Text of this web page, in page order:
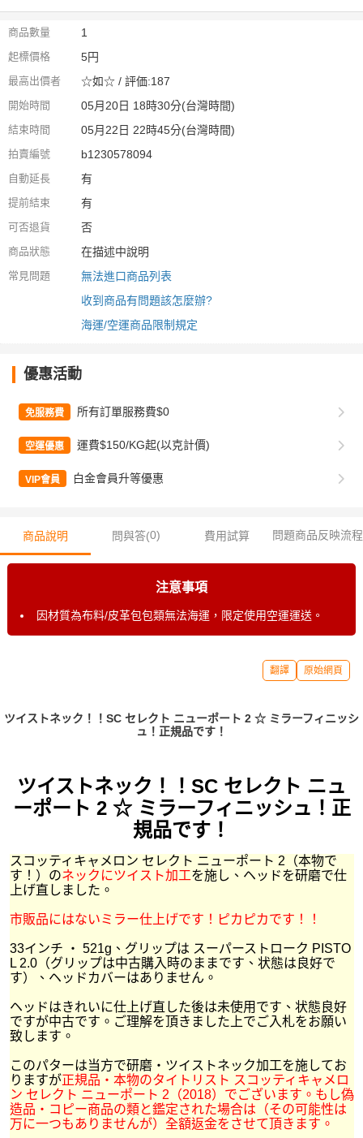
商品數量 1
起標價格 5円
最高出價者 ☆如☆ / 評価:187
開始時間 05月20日 18時30分(台灣時間)
結束時間 05月22日 22時45分(台灣時間)
拍賣編號 b1230578094
自動延長 有
提前結束 有
可否退貨 否
商品狀態 在描述中說明
常見問題
無法進口商品列表
收到商品有問題該怎麼辦?
海運/空運商品限制規定
優惠活動
免服務費 所有訂單服務費$0
空運優惠 運費$150/KG起(以克計價)
VIP會員 白金會員升等優惠
商品說明 問與答(0) 費用試算 問題商品反映流程
注意事項
因材質為布料/皮革包包類無法海運，限定使用空運運送。
翻譯 原始網頁
ツイストネック！！SC セレクト ニューポート 2 ☆ ミラーフィニッシ
ュ！正規品です！
ツイストネック！！SC セレクト ニュ
ーポート 2 ☆ ミラーフィニッシュ！正
規品です！
スコッティキャメロン セレクト ニューポート 2（本物で
す！）のネックにツイスト加工を施し、ヘッドを研磨で仕
上げ直しました。
市販品にはないミラー仕上げです！ピカピカです！！
33インチ ・ 521g、グリップは スーパーストローク PISTO
L 2.0（グリップは中古購入時のままです、状態は良好で
す）、ヘッドカバーはありません。
ヘッドはきれいに仕上げ直した後は未使用です、状態良好
ですが中古です。ご理解を頂きました上でご入札をお願い
致します。
このパターは当方で研磨・ツイストネック加工を施してお
りますが正規品・本物のタイトリスト スコッティキャメロ
ン セレクト ニューポート 2（2018）でございます。もし偽
造品・コピー商品の類と鑑定された場合は（その可能性は
万に一つもありませんが）全額返金をさせて頂きます。